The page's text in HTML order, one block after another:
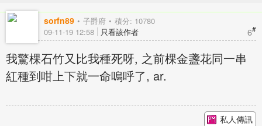
sorfn89 子爵府 積分: 10780
6#
09-11-19 12:58 只看該作者
我驚棵石竹又比我種死呀, 之前棵金盞花同一串
紅種到咁上下就一命嗚呼了, ar.
私人傳訊